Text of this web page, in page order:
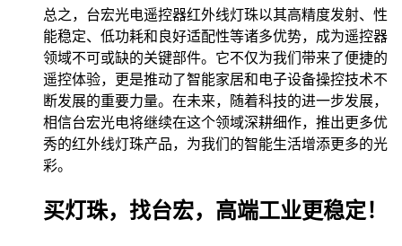
总之，台宏光电遥控器红外线灯珠以其高精度发射、性
能稳定、低功耗和良好适配性等诸多优势，成为遥控器
领域不可或缺的关键部件。它不仅为我们带来了便捷的
遥控体验，更是推动了智能家居和电子设备操控技术不
断发展的重要力量。在未来，随着科技的进一步发展，
相信台宏光电将继续在这个领域深耕细作，推出更多优
秀的红外线灯珠产品，为我们的智能生活增添更多的光
彩。
买灯珠，找台宏，高端工业更稳定！